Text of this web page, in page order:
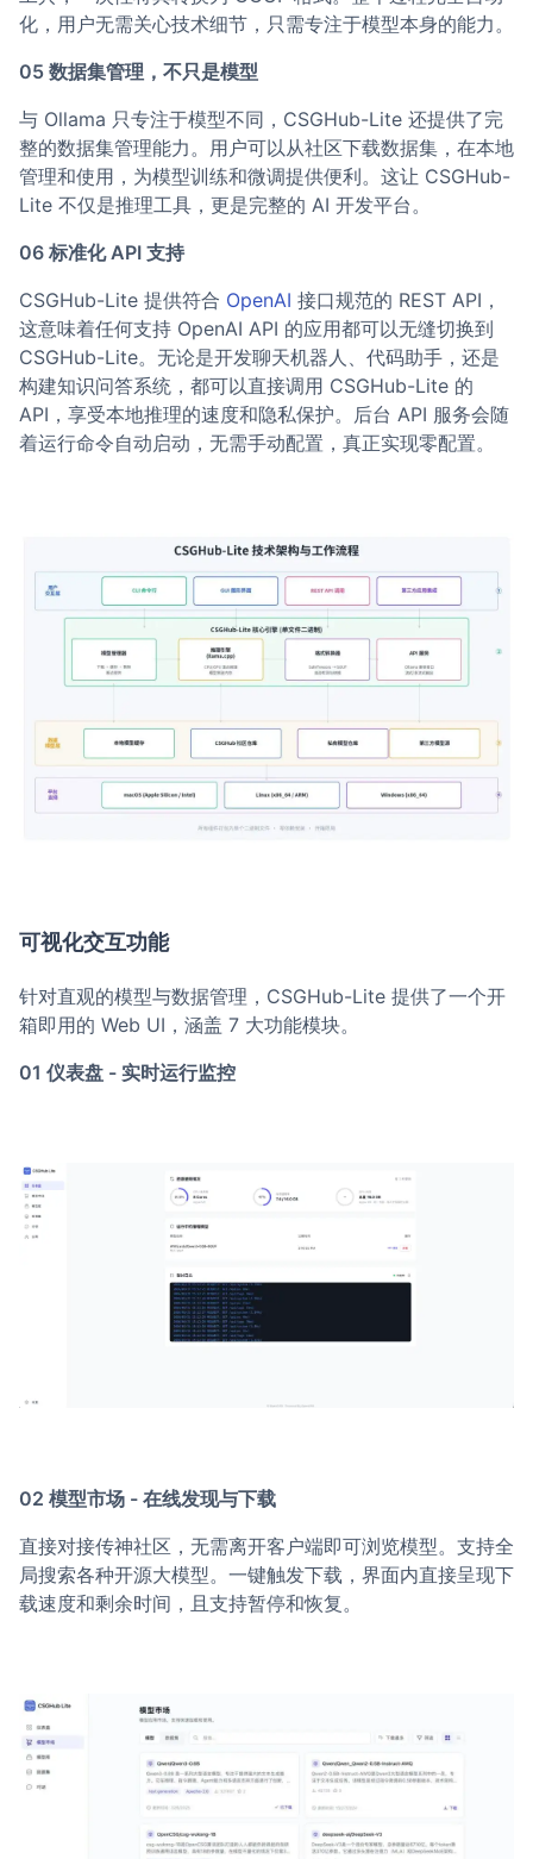
化，用户无需关心技术细节，只需专注于模型本身的能力。
05 数据集管理，不只是模型
与 Ollama 只专注于模型不同，CSGHub-Lite 还提供了完
整的数据集管理能力。用户可以从社区下载数据集，在本地
管理和使用，为模型训练和微调提供便利。这让 CSGHub-
Lite 不仅是推理工具，更是完整的 AI 开发平台。
06 标准化 API 支持
CSGHub-Lite 提供符合 OpenAI 接口规范的 REST API，
这意味着任何支持 OpenAI API 的应用都可以无缝切换到
CSGHub-Lite。无论是开发聊天机器人、代码助手，还是
构建知识问答系统，都可以直接调用 CSGHub-Lite 的
API，享受本地推理的速度和隐私保护。后台 API 服务会随
着运行命令自动启动，无需手动配置，真正实现零配置。
可视化交互功能
针对直观的模型与数据管理，CSGHub-Lite 提供了一个开
箱即用的 Web UI，涵盖 7 大功能模块。
01 仪表盘 - 实时运行监控
02 模型市场 - 在线发现与下载
直接对接传神社区，无需离开客户端即可浏览模型。支持全
局搜索各种开源大模型。一键触发下载，界面内直接呈现下
载速度和剩余时间，且支持暂停和恢复。